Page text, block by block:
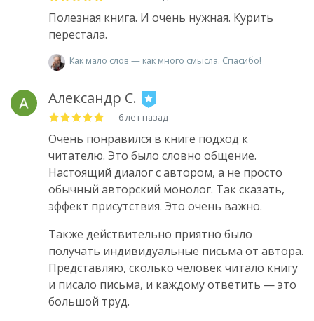
Полезная книга. И очень нужная. Курить
перестала.
Как мало слов — как много смысла. Спасибо!
Александр С.
— 6 лет назад
Очень понравился в книге подход к
читателю. Это было словно общение.
Настоящий диалог с автором, а не просто
обычный авторский монолог. Так сказать,
эффект присутствия. Это очень важно.
Также действительно приятно было
получать индивидуальные письма от автора.
Представляю, сколько человек читало книгу
и писало письма, и каждому ответить — это
большой труд.